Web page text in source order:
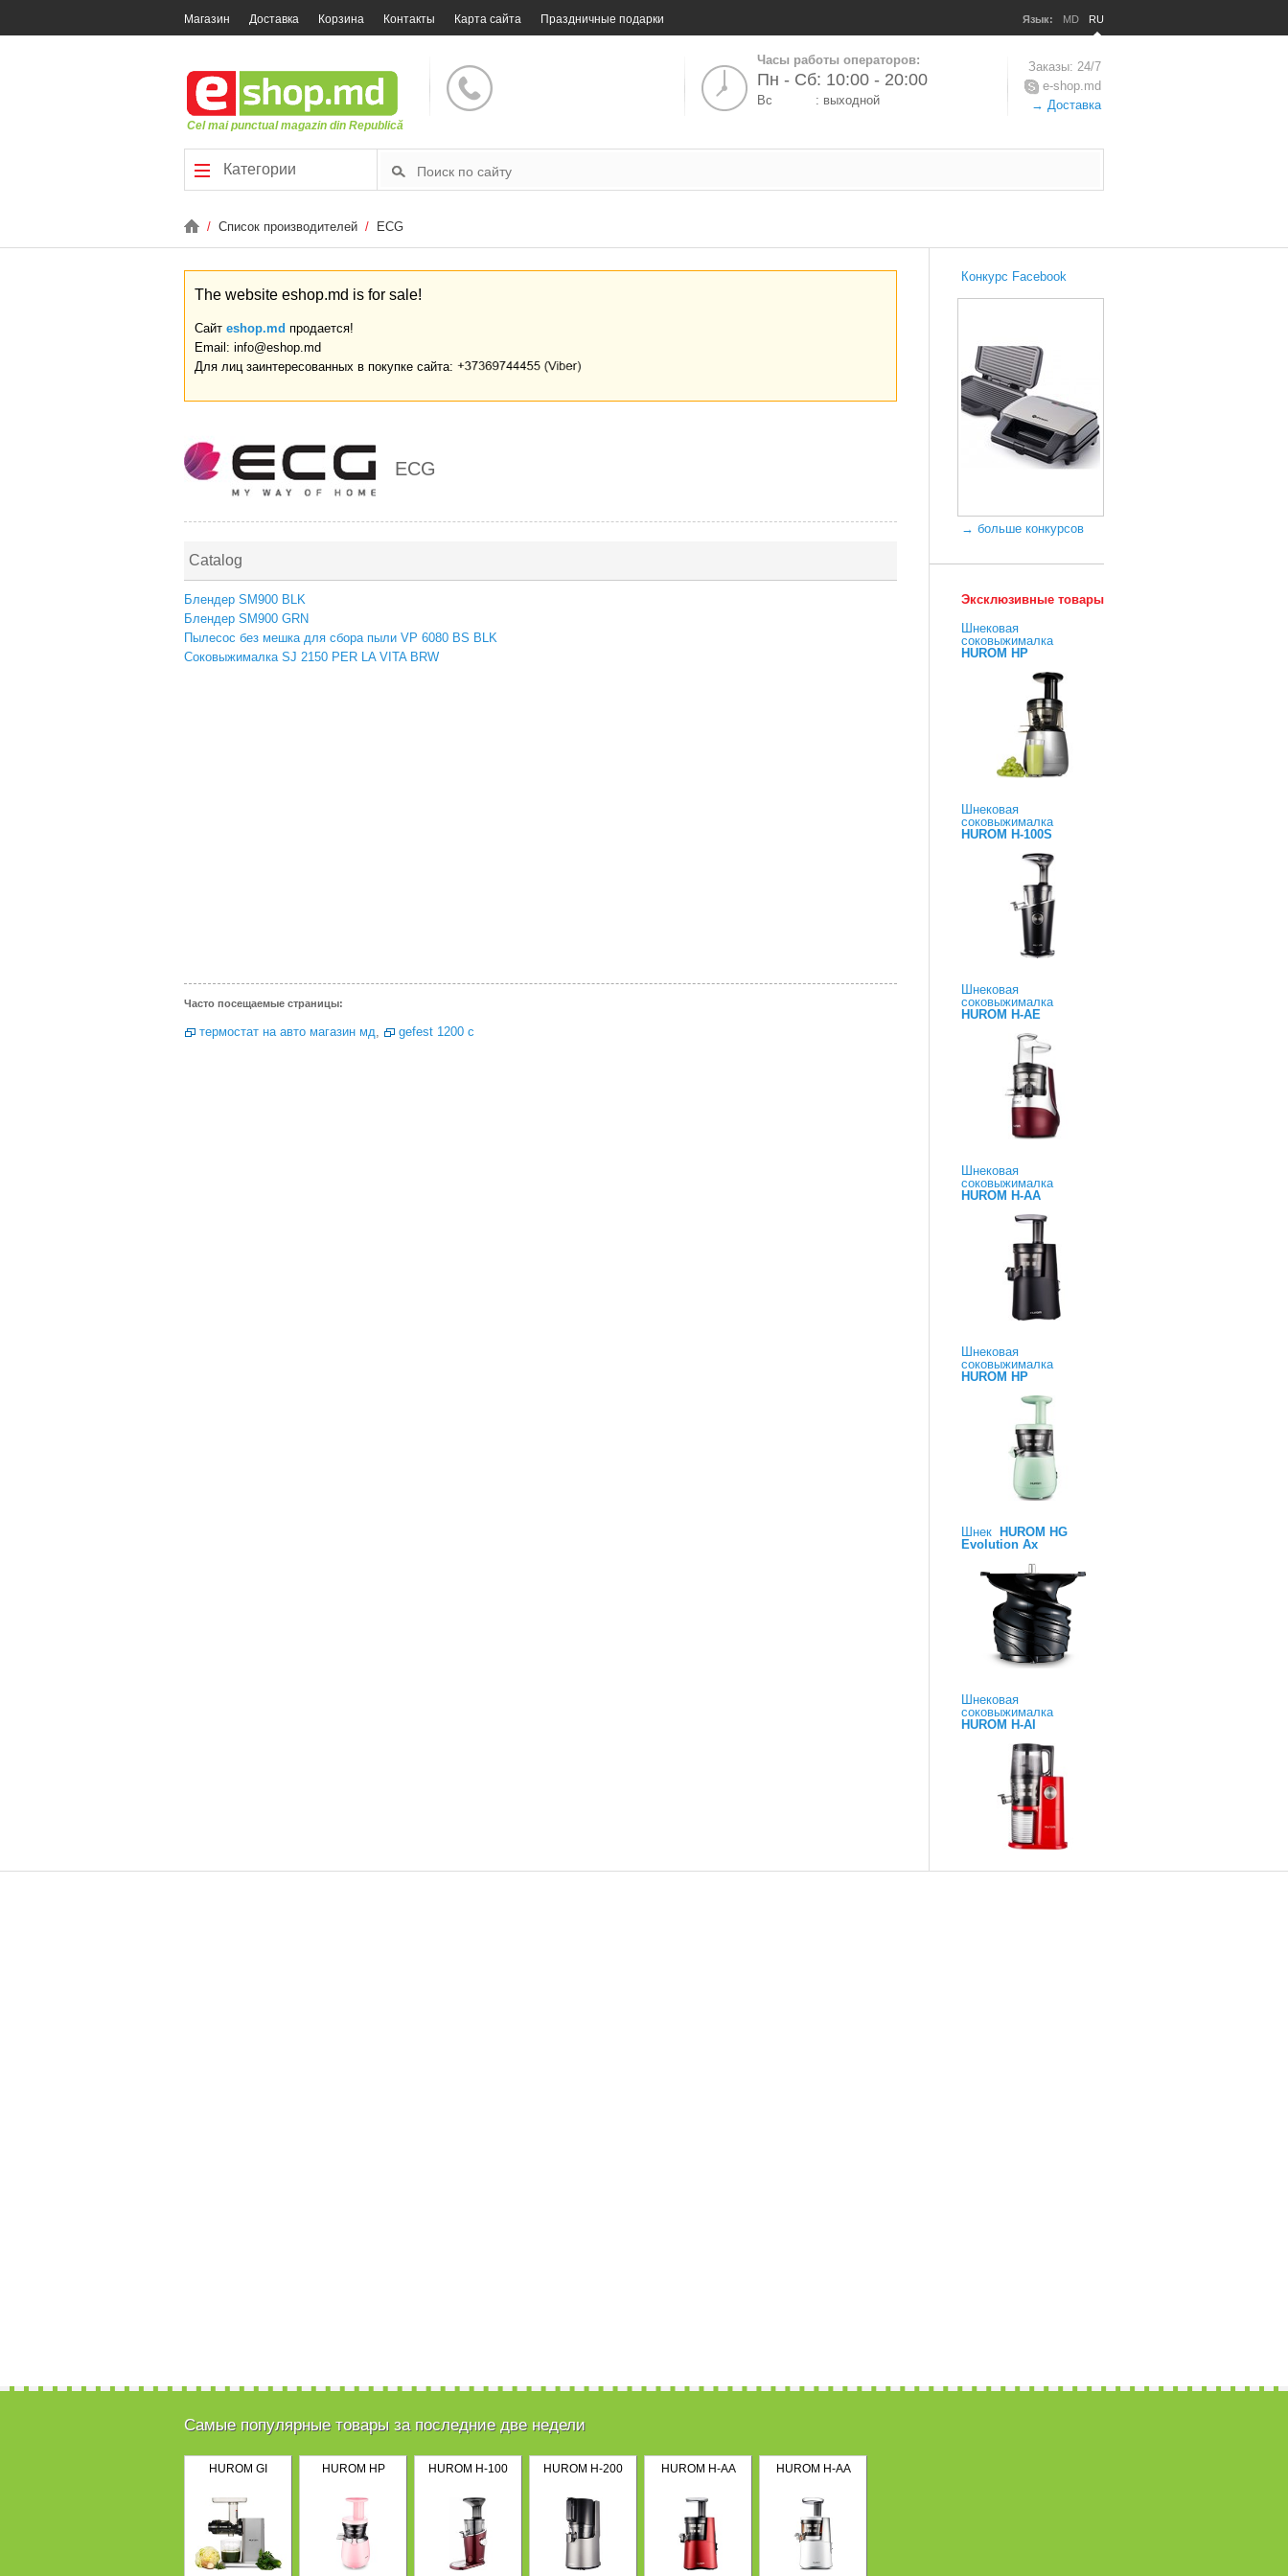
Магазин Доставка Корзина Контакты Карта сайта Праздничные подарки Язык: MD RU
Cel mai punctual magazin din Republică
Часы работы операторов:
Пн - Сб: 10:00 - 20:00
Вс : выходной
Заказы: 24/7
e-shop.md
→ Доставка
Категории
/ Список производителей / ECG
The website eshop.md is for sale!
Сайт eshop.md продается!
Email: info@eshop.md
Для лиц заинтересованных в покупке сайта:
ECG
Catalog
Блендер SM900 BLK
Блендер SM900 GRN
Пылесос без мешка для сбора пыли VP 6080 BS BLK
Соковыжималка SJ 2150 PER LA VITA BRW
Часто посещаемые страницы:
термостат на авто магазин мд, gefest 1200 c
Конкурс Facebook
→ больше конкурсов
Эксклюзивные товары
Шнековая
соковыжималка
HUROM HP
Шнековая
соковыжималка
HUROM H-100S
Шнековая
соковыжималка
HUROM H-AE
Шнековая
соковыжималка
HUROM H-AA
Шнековая
соковыжималка
HUROM HP
Шнек
HUROM HG
Evolution Ax
Шнековая
соковыжималка
HUROM H-AI
Самые популярные товары за последние две недели
HUROM GI HUROM HP HUROM H-100 HUROM H-200 HUROM H-AA HUROM H-AA